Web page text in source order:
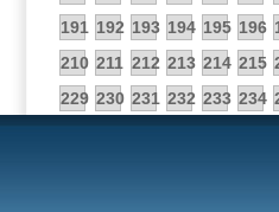
191 192 193 194 195 196
210 211 212 213 214 215
229 230 231 232 233 234